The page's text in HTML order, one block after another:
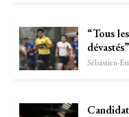
“Tous